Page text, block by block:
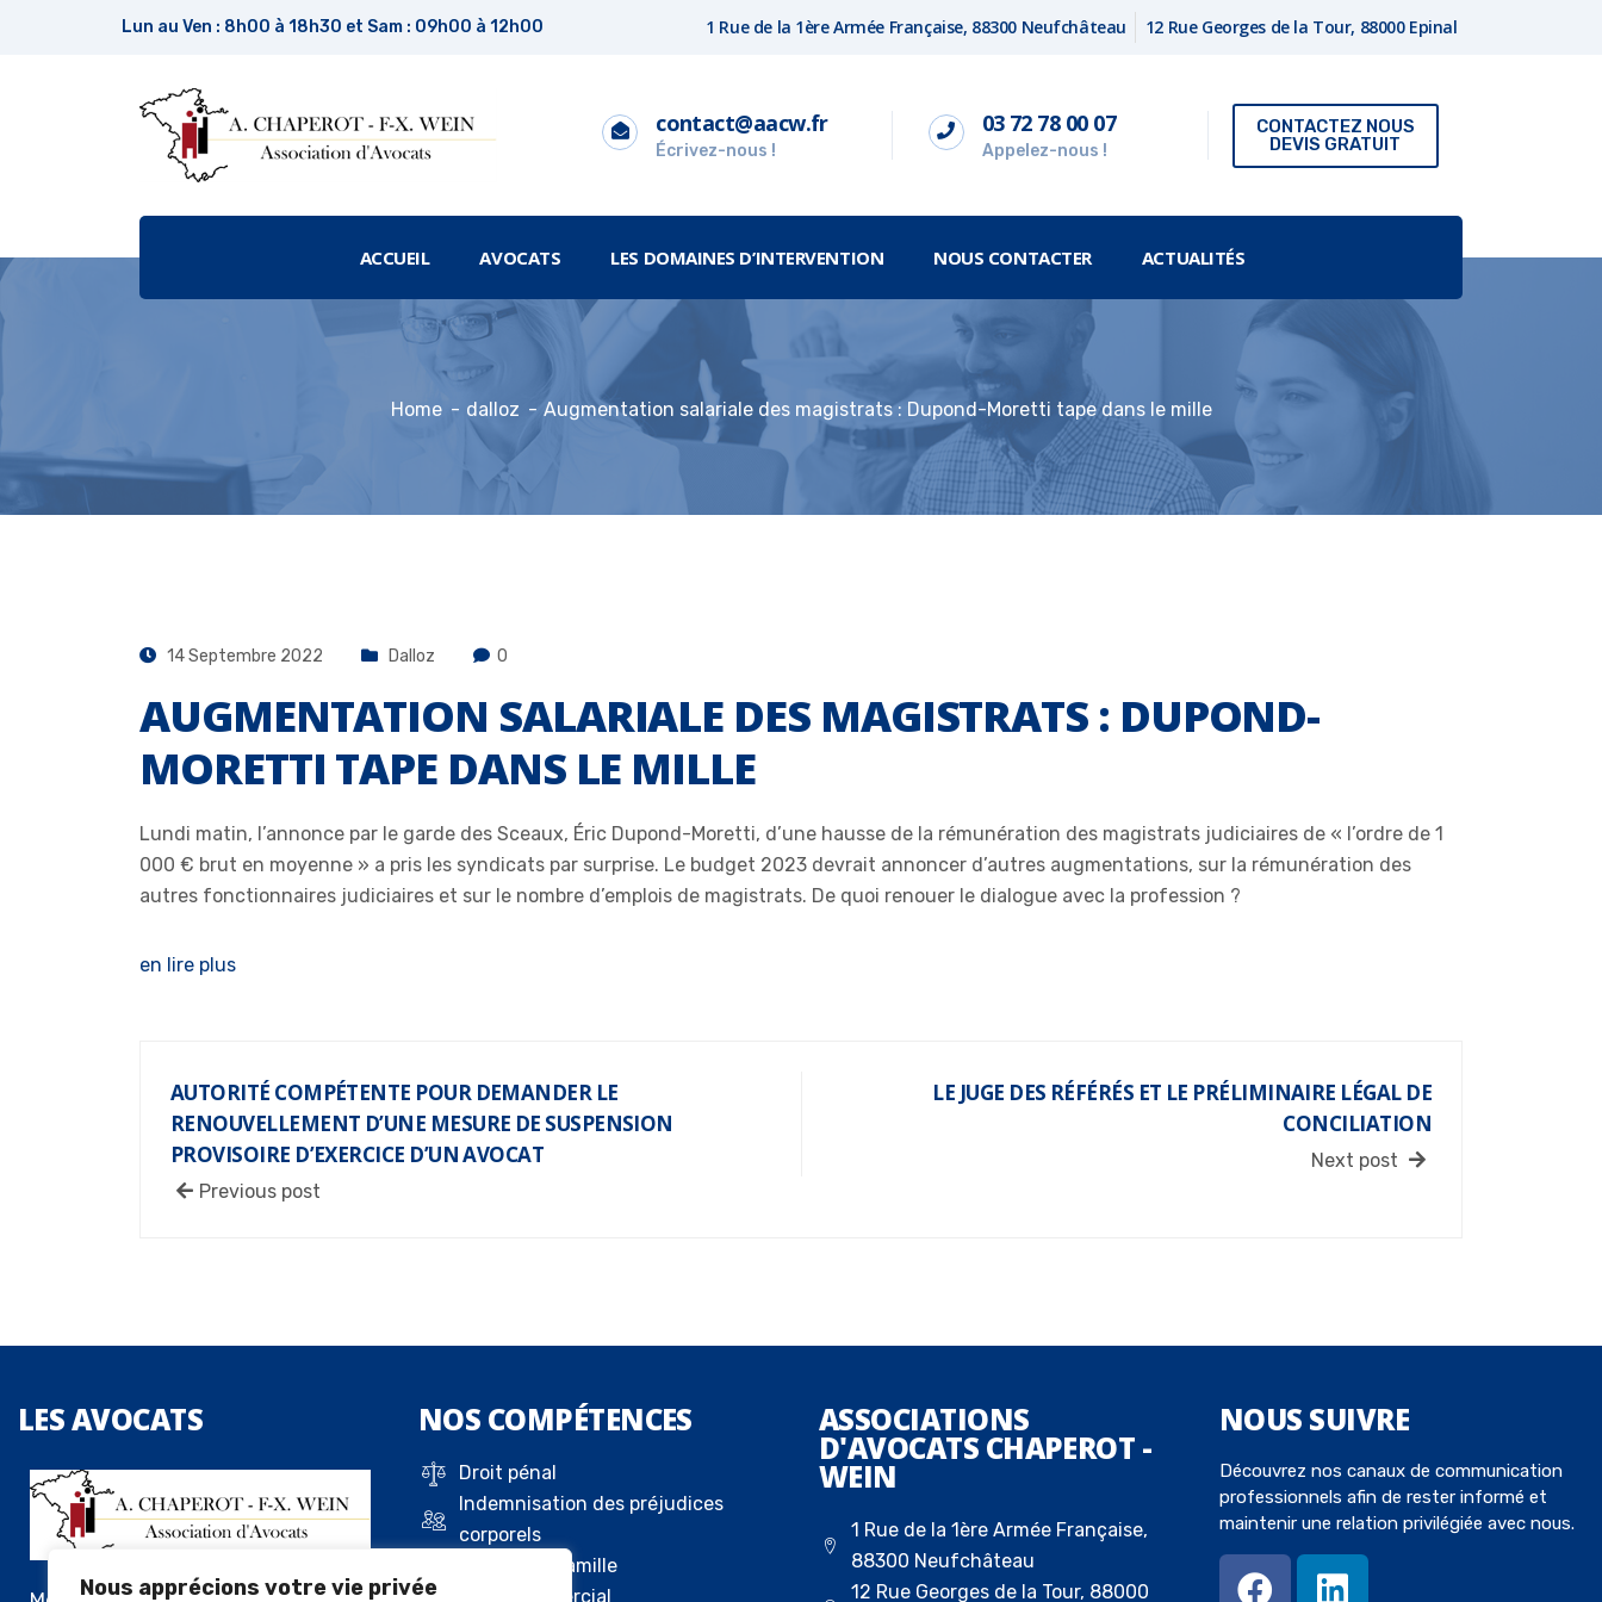
Nous apprécions votre vie privée
Lun au Ven : 8h00 à 18h30 et Sam : 09h00 à 12h00 1 Rue de la 1ère Armée Française, 88300 Neufchâteau 12 Rue Georges de la Tour, 88000 Epinal
contact@aacw.fr
Écrivez-nous !
03 72 78 00 07
Appelez-nous !
CONTACTEZ NOUS
DEVIS GRATUIT
ACCUEIL AVOCATS LES DOMAINES D’INTERVENTION NOUS CONTACTER ACTUALITÉS
Home dalloz Augmentation salariale des magistrats : Dupond-Moretti tape dans le mille
14 Septembre 2022 Dalloz 0
AUGMENTATION SALARIALE DES MAGISTRATS : DUPOND-
MORETTI TAPE DANS LE MILLE
Lundi matin, l’annonce par le garde des Sceaux, Éric Dupond-Moretti, d’une hausse de la rémunération des magistrats judiciaires de « l’ordre de 1
000 € brut en moyenne » a pris les syndicats par surprise. Le budget 2023 devrait annoncer d’autres augmentations, sur la rémunération des
autres fonctionnaires judiciaires et sur le nombre d’emplois de magistrats. De quoi renouer le dialogue avec la profession ?
en lire plus
AUTORITÉ COMPÉTENTE POUR DEMANDER LE
RENOUVELLEMENT D’UNE MESURE DE SUSPENSION
PROVISOIRE D’EXERCICE D’UN AVOCAT
Previous post
LE JUGE DES RÉFÉRÉS ET LE PRÉLIMINAIRE LÉGAL DE
CONCILIATION
Next post
LESAVOCATS NOS COMPÉTENCES
Droit pénal
Indemnisation des préjudices
corporels
Droit de la famille
Droit commercial
ASSOCIATIONS
D'AVOCATS CHAPEROT -
WEIN
1 Rue de la 1ère Armée Française,
88300 Neufchâteau
12 Rue Georges de la Tour, 88000
NOUS SUIVRE
Découvrez nos canaux de communication
professionnels afin de rester informé et
maintenir une relation privilégiée avec nous.